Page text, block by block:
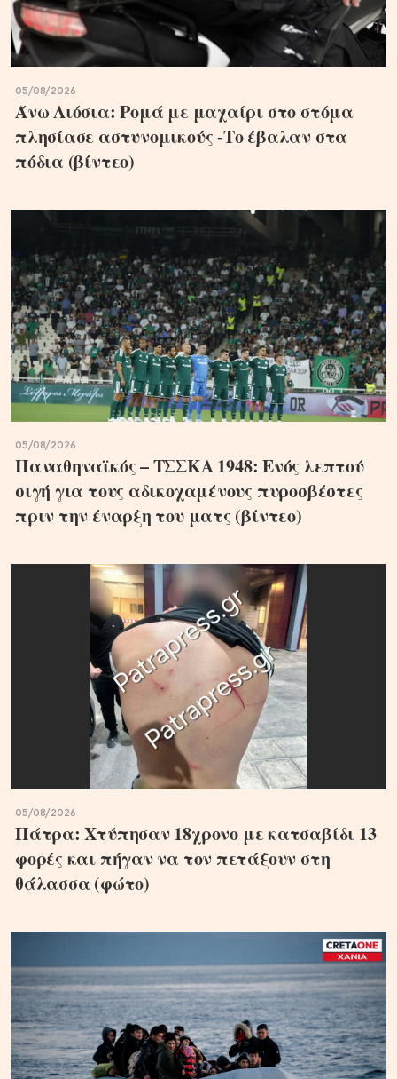
05/08/2026
Άνω Λιόσια: Ρομά με μαχαίρι στο στόμα
πλησίασε αστυνομικούς -Το έβαλαν στα
πόδια (βίντεο)
05/08/2026
Παναθηναϊκός – ΤΣΣΚΑ 1948: Ενός λεπτού
σιγή για τους αδικοχαμένους πυροσβέστες
πριν την έναρξη του ματς (βίντεο)
05/08/2026
Πάτρα: Χτύπησαν 18χρονο με κατσαβίδι 13
φορές και πήγαν να τον πετάξουν στη
θάλασσα (φώτο)